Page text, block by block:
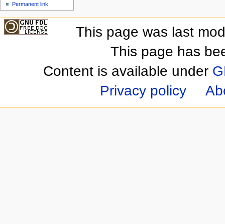
Permanent link
This page was last
This page has
Content is available under
Privacy policy